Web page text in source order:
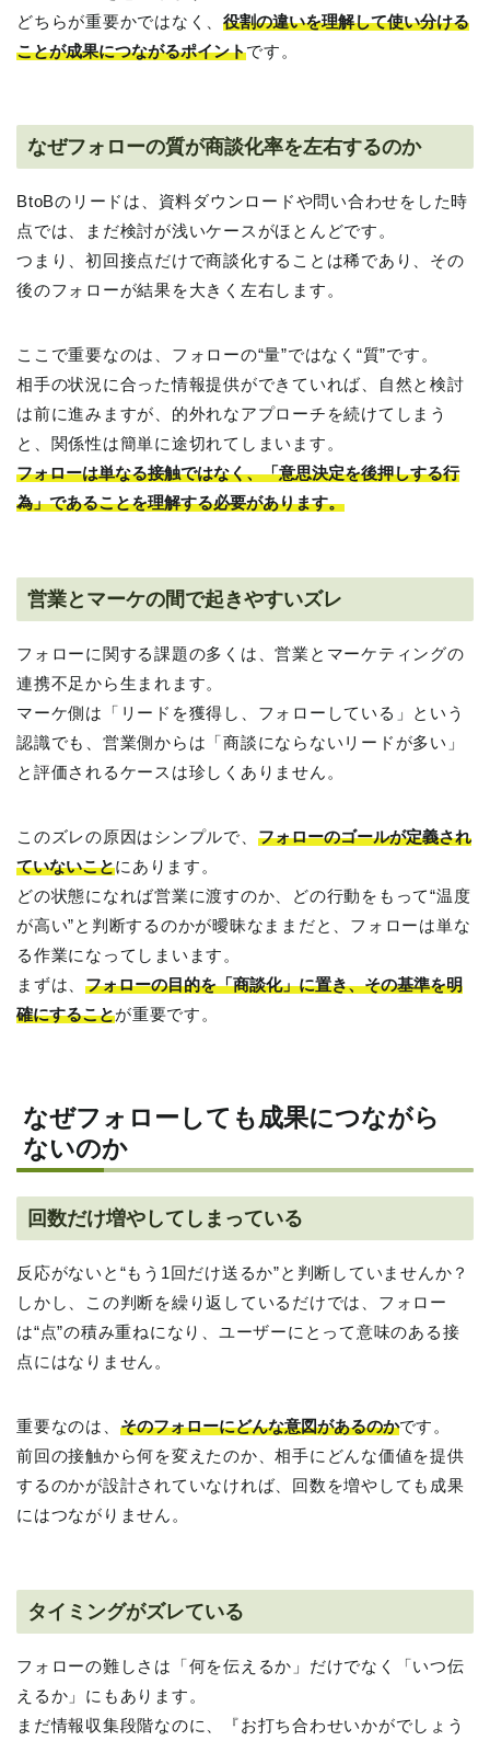
どちらが重要かではなく、 役割の違いを理解して使い分ける
ことが成果につながるポイントです。
なぜフォローの質が商談化率を左右するのか
BtoBのリードは、資料ダウンロードや問い合わせをした時
点では、まだ検討が浅いケースがほとんどです。
つまり、初回接点だけで商談化することは稀であり、その
後のフォローが結果を大きく左右します。
ここで重要なのは、フォローの“量”ではなく“質”です。
相手の状況に合った情報提供ができていれば、自然と検討
は前に進みますが、的外れなアプローチを続けてしまう
と、関係性は簡単に途切れてしまいます。
フォローは単なる接触ではなく、「意思決定を後押しする行
為」であることを理解する必要があります。
営業とマーケの間で起きやすいズレ
フォローに関する課題の多くは、営業とマーケティングの
連携不足から生まれます。
マーケ側は「リードを獲得し、フォローしている」という
認識でも、営業側からは「商談にならないリードが多い」
と評価されるケースは珍しくありません。
このズレの原因はシンプルで、 フォローのゴールが定義され
ていないことにあります。
どの状態になれば営業に渡すのか、どの行動をもって“温度
が高い”と判断するのかが曖昧なままだと、フォローは単な
る作業になってしまいます。
まずは、 フォローの目的を「商談化」に置き、その基準を明
確にすることが重要です。
なぜフォローしても成果につながら
ないのか
回数だけ増やしてしまっている
反応がないと“もう1回だけ送るか”と判断していませんか？
しかし、この判断を繰り返しているだけでは、フォロー
は“点”の積み重ねになり、ユーザーにとって意味のある接
点にはなりません。
重要なのは、 そのフォローにどんな意図があるのかです。
前回の接触から何を変えたのか、相手にどんな価値を提供
するのかが設計されていなければ、回数を増やしても成果
にはつながりません。
タイミングがズレている
フォローの難しさは「何を伝えるか」だけでなく「いつ伝
えるか」にもあります。
まだ情報収集段階なのに、『お打ち合わせいかがでしょう